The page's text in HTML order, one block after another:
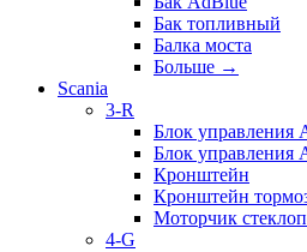
Бак топливный
Балка моста
Больше →
Scania
3-R
Блок управления
Блок управления
Кронштейн
Кронштейн
Моторчик
4-G